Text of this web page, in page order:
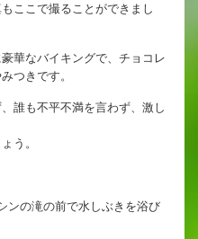
ここで撮ることができまし
華なバイキングで、チョコレ
つきです。
誰も不平不満を言わず、激し
う。
ンの滝の前で水しぶきを浴び
年度 入試について
願時申請書類ダウンロード